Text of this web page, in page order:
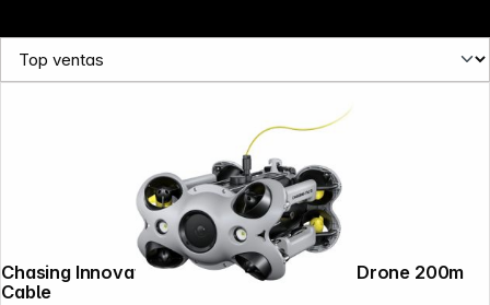
Chasing Innovation M2 S 4K Underwater Drone 200m
Cable